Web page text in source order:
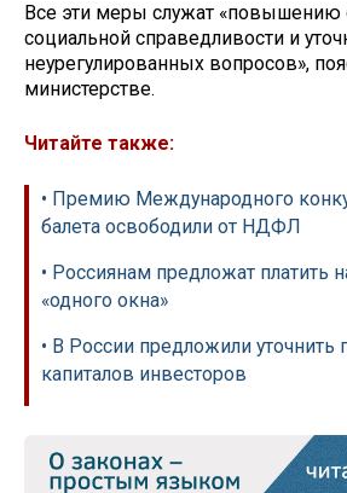
Все эти меры служат «повышению
социальной справедливости и
неурегулированных вопросов»,
министерстве.
Читайте также:
• Премию Международного
балета освободили от НДФЛ
• Россиянам предложат платить
«одного окна»
• В России предложили уточнить
капиталов инвесторов